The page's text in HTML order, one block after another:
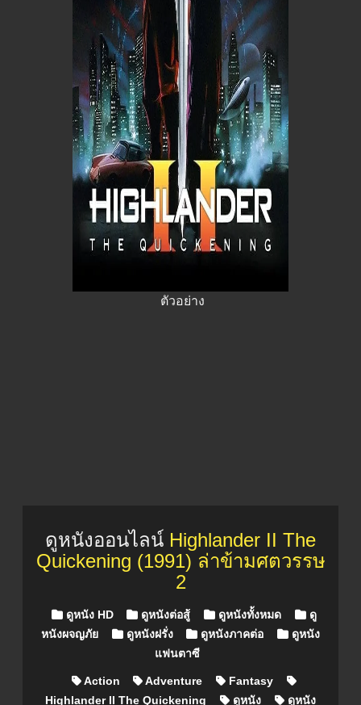
ตัวอย่าง
ดูหนังออนไลน์ Highlander II The
Quickening (1991) ล่าข้ามศตวรรษ
2
Posted in
ดูหนัง HD ดูหนังต่อสู้ ดูหนังทั้งหมด
ดู
หนังผจญภัย
ดูหนังฝรั่ง ดูหนังภาคต่อ
ดูหนัง
แฟนตาซี
Action Adventure
Fantasy
Highlander II The Quickening
ดูหนัง ดูหนัง